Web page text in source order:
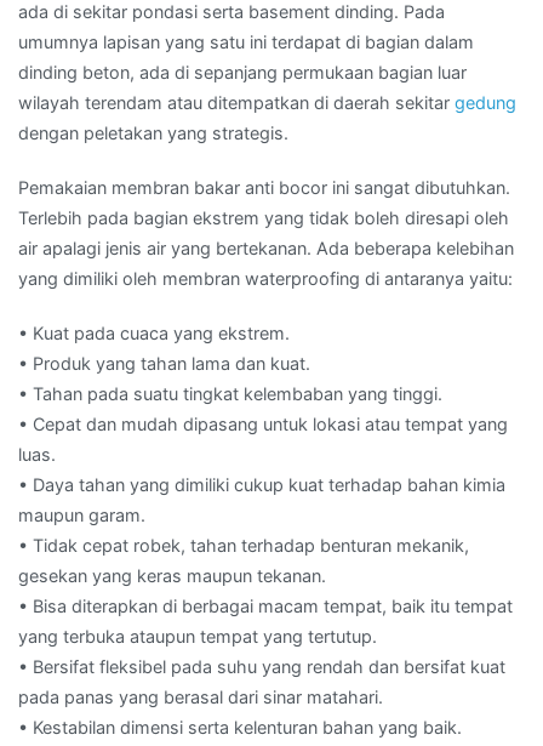
ada di sekitar pondasi serta basement dinding. Pada
umumnya lapisan yang satu ini terdapat di bagian dalam
dinding beton, ada di sepanjang permukaan bagian luar
wilayah terendam atau ditempatkan di daerah sekitar gedung
dengan peletakan yang strategis.
Pemakaian membran bakar anti bocor ini sangat dibutuhkan.
Terlebih pada bagian ekstrem yang tidak boleh diresapi oleh
air apalagi jenis air yang bertekanan. Ada beberapa kelebihan
yang dimiliki oleh membran waterproofing di antaranya yaitu:
• Kuat pada cuaca yang ekstrem.
• Produk yang tahan lama dan kuat.
• Tahan pada suatu tingkat kelembaban yang tinggi.
• Cepat dan mudah dipasang untuk lokasi atau tempat yang
luas.
• Daya tahan yang dimiliki cukup kuat terhadap bahan kimia
maupun garam.
• Tidak cepat robek, tahan terhadap benturan mekanik,
gesekan yang keras maupun tekanan.
• Bisa diterapkan di berbagai macam tempat, baik itu tempat
yang terbuka ataupun tempat yang tertutup.
• Bersifat fleksibel pada suhu yang rendah dan bersifat kuat
pada panas yang berasal dari sinar matahari.
• Kestabilan dimensi serta kelenturan bahan yang baik.